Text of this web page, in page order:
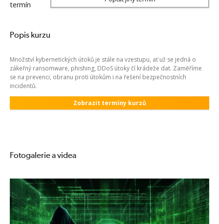
termín
Popis kurzu
Množství kybernetických útoků je stále na vzestupu, ať už se jedná o
zákeřný ransomware, phishing, DDoS útoky čí krádeže dat. Zaměříme
se na prevenci, obranu proti útokům i na řešení bezpečnostních
incidentů.
Zobrazit termíny kurzů
Fotogalerie a videa